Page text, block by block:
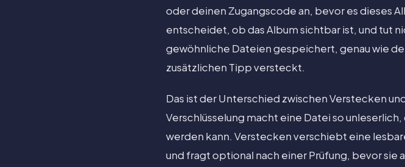
oder deinen Zugangscode an, bevor es dieses
entscheidet, ob das Album sichtbar ist, und tut
gewöhnliche Dateien gespeichert, genau wie
zusätzlichen Tipp versteckt.
Das ist der Unterschied zwischen Verstecken
Verschlüsselung macht eine Datei so
werden kann. Verstecken verschiebt eine
und fragt optional nach einer Prüfung, bevor sie